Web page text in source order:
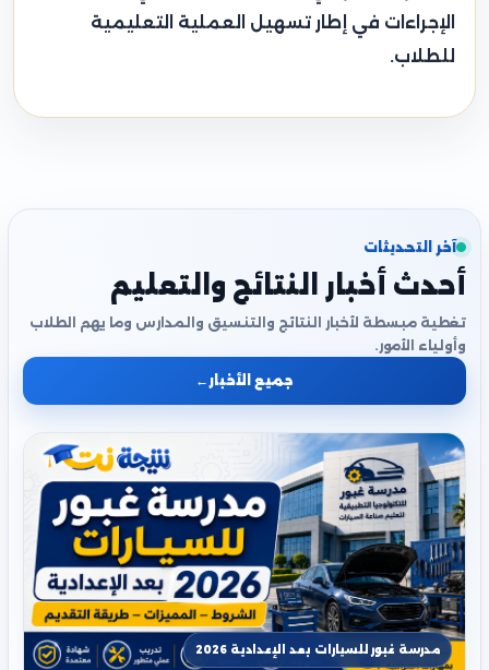
الإجراءات في إطار تسهيل العملية التعليمية
للطلاب.
آخر التحديثات
أحدث أخبار النتائج والتعليم
تغطية مبسطة لأخبار النتائج والتنسيق والمدارس وما يهم الطلاب
وأولياء الأمور.
جميع الأخبار ←
مدرسة غبور للسيارات بعد الإعدادية 2026